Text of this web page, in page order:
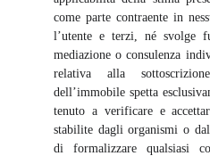
come parte contraente in
l’utente e terzi, né svolge
mediazione o consulenza
relativa alla
dell’immobile spetta
tenuto a verificare e
stabilite dagli organismi o
di formalizzare qualsiasi